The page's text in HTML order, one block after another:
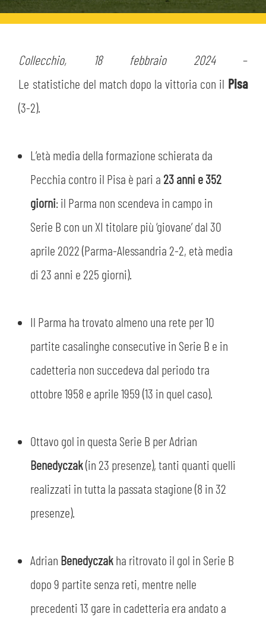
HOSPITALITY
BIGLIETTI
INFO BIGLIETTI
TARDINI CARD
INFORMAZIONI ACCREDITI
TICKET GIFT CARD
SHOP
ESPORTS
ORGANIGRAMMA
STORIA
MUTTI TRAINING CENTER
STORE
MUSEO
SLO
LAVORA CON NOI
FLASH NEWS
STADIO TARDINI
MEDIA
ACADEMY
LEGENDS
Collecchio, 18 febbraio 2024–
Le statistiche del match dopo la vittoria con il Pisa
(3-2).
L’età media della formazione schierata da
Pecchia contro il Pisa è pari a 23 anni e 352
giorni: il Parma non scendeva in campo in
Serie B con un XI titolare più ‘giovane’ dal 30
aprile 2022 (Parma-Alessandria 2-2, età media
di 23 anni e 225 giorni).
Il Parma ha trovato almeno una rete per 10
partite casalinghe consecutive in Serie B e in
cadetteria non succedeva dal periodo tra
ottobre 1958 e aprile 1959 (13 in quel caso).
Ottavo gol in questa Serie B per Adrian
Benedyczak(in 23 presenze), tanti quanti quelli
realizzati in tutta la passata stagione (8 in 32
presenze).
Adrian Benedyczakha ritrovato il gol in Serie B
dopo 9 partite senza reti, mentre nelle
precedenti 13 gare in cadetteria era andato a